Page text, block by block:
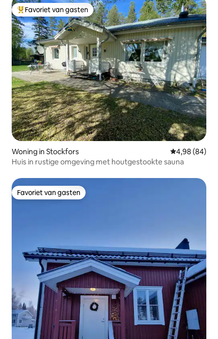
Topfavoriet van gasten
Favoriet van gasten
Woning in Stockfors Gemiddelde
4,98 (84)
Huis in rustige omgeving met houtgestookte sauna
Favoriet van gasten
Favoriet van gasten